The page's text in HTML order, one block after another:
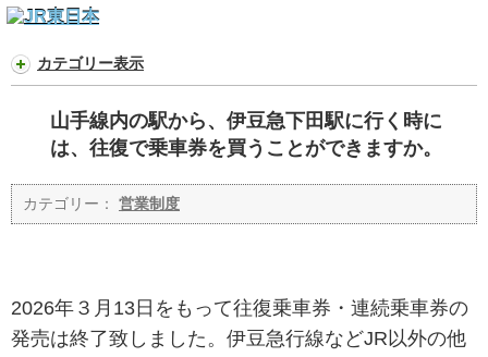
カテゴリー表示
山手線内の駅から、伊豆急下田駅に行く時に
は、往復で乗車券を買うことができますか。
カテゴリー： 営業制度
2026年３月13日をもって往復乗車券・連続乗車券の
発売は終了致しました。伊豆急行線などJR以外の他